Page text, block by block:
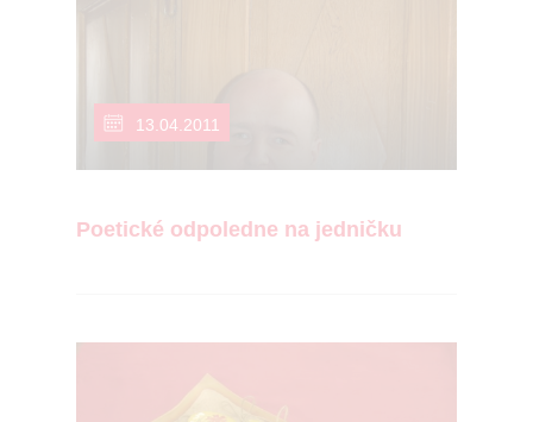
13.04.2011
Poetické odpoledne na jedničku